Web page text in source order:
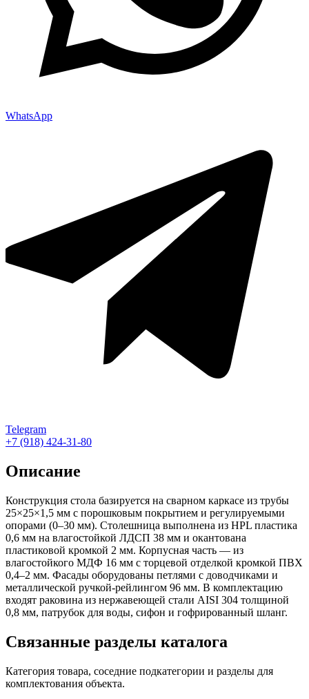
WhatsApp
Telegram
+7 (918) 424-31-80
Описание
Конструкция стола базируется на сварном каркасе из трубы
25×25×1,5 мм с порошковым покрытием и регулируемыми
опорами (0–30 мм). Столешница выполнена из HPL пластика
0,6 мм на влагостойкой ЛДСП 38 мм и окантована
пластиковой кромкой 2 мм. Корпусная часть — из
влагостойкого МДФ 16 мм с торцевой отделкой кромкой ПВХ
0,4–2 мм. Фасады оборудованы петлями с доводчиками и
металлической ручкой-рейлингом 96 мм. В комплектацию
входят раковина из нержавеющей стали AISI 304 толщиной
0,8 мм, патрубок для воды, сифон и гофрированный шланг.
Связанные разделы каталога
Категория товара, соседние подкатегории и разделы для
комплектования объекта.